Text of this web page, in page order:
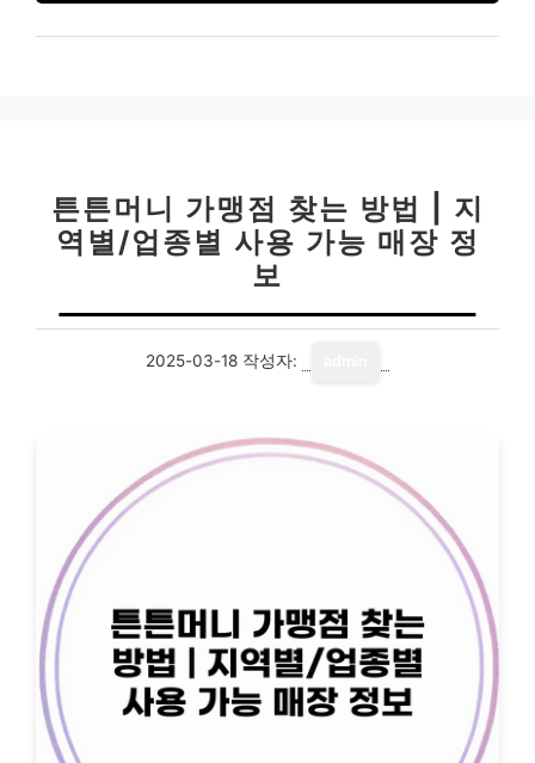
튼튼머니 가맹점 찾는 방법 | 지
역별/업종별 사용 가능 매장 정
보
2025-03-18 작성자: